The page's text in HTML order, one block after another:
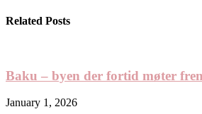
Related Posts
Baku – byen der fortid møter
January 1, 2026